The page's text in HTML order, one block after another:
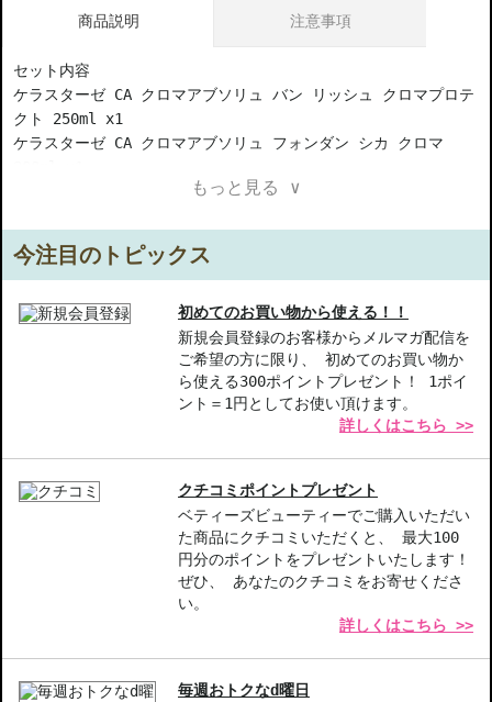
商品説明 注意事項
セット内容
ケラスターゼ CA クロマアブソリュ バン リッシュ クロマプロテ
クト 250ml x1
ケラスターゼ CA クロマアブソリュ フォンダン シカ クロマ
クト 250ml (シャンプー)...ヘアカラーの褪色をおだやかにする
シャンプー ケラスターゼ CA クロマアブソリュ フォンダン シカ
アカラーをキープ！
ヘアカラーを守る-色落ちを抑え、鮮やかなカラーを長持ちさせま
しっとり感-髪の毛のうるおいを与え、コンディションを整えま
す。
使いやすいセット-シャンプーとトリートメントの2点が揃ってお得
に体験できます。
【こんな方へおすすめ】
もっと見る ∨
今注目のトピックス
初めてのお買い物から使える！！
新規会員登録のお客様からメルマガ配信を
ご希望の方に限り、 初めてのお買い物か
ら使える300ポイントプレゼント！ 1ポイ
ント＝1円としてお使い頂けます。
詳しくはこちら >>
クチコミポイントプレゼント
ベティーズビューティーでご購入いただい
た商品にクチコミいただくと、 最大100
円分のポイントをプレゼントいたします！
ぜひ、 あなたのクチコミをお寄せくださ
い。
詳しくはこちら >>
毎週おトクなd曜日